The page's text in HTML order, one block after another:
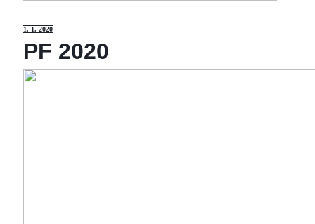
1. 1. 2020
PF 2020